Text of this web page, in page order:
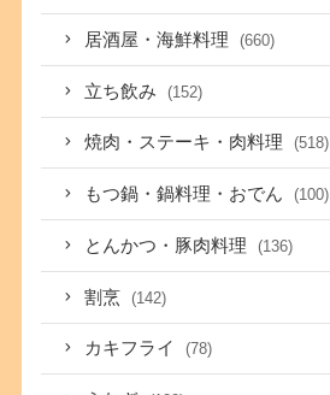
居酒屋・海鮮料理 (660)
立ち飲み (152)
焼肉・ステーキ・肉料理 (518)
もつ鍋・鍋料理・おでん (100)
とんかつ・豚肉料理 (136)
割烹 (142)
カキフライ (78)